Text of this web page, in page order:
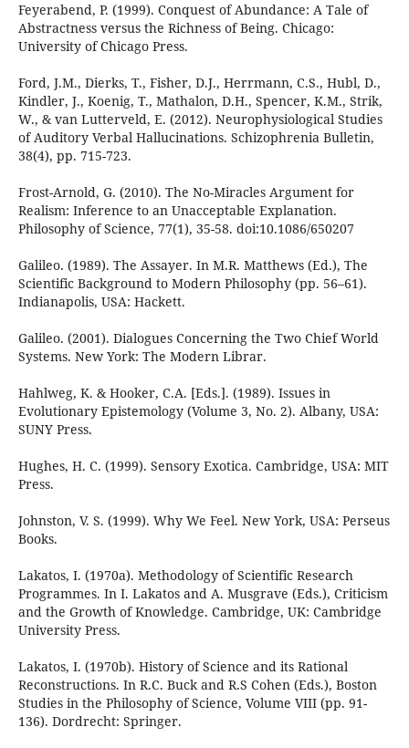
Feyerabend, P. (1999). Conquest of Abundance: A Tale of
Abstractness versus the Richness of Being. Chicago:
University of Chicago Press.
Ford, J.M., Dierks, T., Fisher, D.J., Herrmann, C.S., Hubl, D.,
Kindler, J., Koenig, T., Mathalon, D.H., Spencer, K.M., Strik,
W., & van Lutterveld, E. (2012). Neurophysiological Studies
of Auditory Verbal Hallucinations. Schizophrenia Bulletin,
38(4), pp. 715-723.
Frost-Arnold, G. (2010). The No-Miracles Argument for
Realism: Inference to an Unacceptable Explanation.
Philosophy of Science, 77(1), 35-58. doi:10.1086/650207
Galileo. (1989). The Assayer. In M.R. Matthews (Ed.), The
Scientific Background to Modern Philosophy (pp. 56–61).
Indianapolis, USA: Hackett.
Galileo. (2001). Dialogues Concerning the Two Chief World
Systems. New York: The Modern Librar.
Hahlweg, K. & Hooker, C.A. [Eds.]. (1989). Issues in
Evolutionary Epistemology (Volume 3, No. 2). Albany, USA:
SUNY Press.
Hughes, H. C. (1999). Sensory Exotica. Cambridge, USA: MIT
Press.
Johnston, V. S. (1999). Why We Feel. New York, USA: Perseus
Books.
Lakatos, I. (1970a). Methodology of Scientific Research
Programmes. In I. Lakatos and A. Musgrave (Eds.), Criticism
and the Growth of Knowledge. Cambridge, UK: Cambridge
University Press.
Lakatos, I. (1970b). History of Science and its Rational
Reconstructions. In R.C. Buck and R.S Cohen (Eds.), Boston
Studies in the Philosophy of Science, Volume VIII (pp. 91-
136). Dordrecht: Springer.